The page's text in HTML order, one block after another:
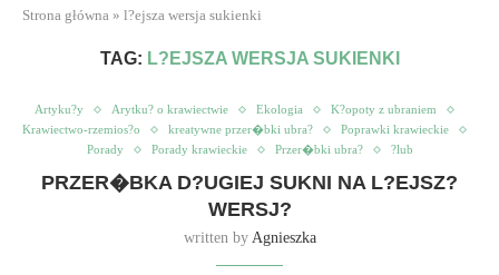
Strona główna » l?ejsza wersja sukienki
TAG: L?EJSZA WERSJA SUKIENKI
Artyku?y Arytku? o krawiectwie Ekologia
K?opoty z ubraniem
Krawiectwo-rzemios?o
kreatywne przer�bki ubra?
Poprawki krawieckie
Porady
Porady krawieckie Przer�bki ubra? ?lub
PRZER�BKA D?UGIEJ SUKNI NA L?EJSZ?
WERSJ?
written by Agnieszka